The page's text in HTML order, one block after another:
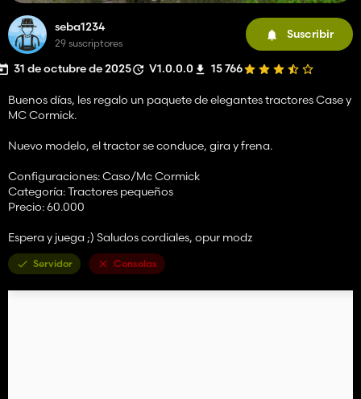
seba1234
29 suscriptores
Suscribir
31 de octubre de 2025 V1.0.0.0 15 766
Buenos días, les regalo un paquete de elegantes tractores Case y
MC Cormick.
Nuevo modelo, el tractor se conduce, gira y frena.
Configuraciones: Caso/Mc Cormick
Categoría: Tractores pequeños
Precio: 60.000
Espera y juega ;) Saludos cordiales, opur modz
Servidor Consolas